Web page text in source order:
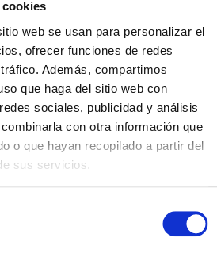
web se usan para personalizar el
ofrecer funciones de redes
Además, compartimos
que haga del sitio web con
sociales, publicidad y análisis
con otra información que
o que hayan recopilado a partir del
sus servicios.
RS422+
RS822+